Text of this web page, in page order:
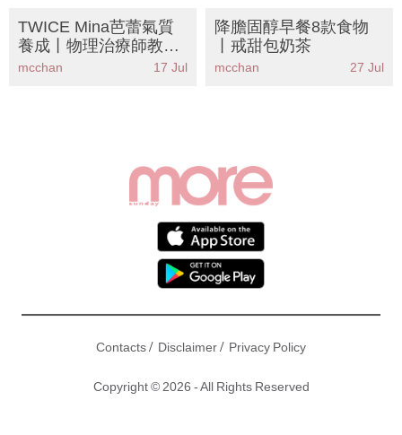
TWICE Mina芭蕾氣質
養成丨物理治療師教8
招辦公室拉筋KO寒背圓
mcchan 17 Jul
降膽固醇早餐8款食物
丨戒甜包奶茶
mcchan 27 Jul
Contacts / Disclaimer / Privacy Policy
Copyright © 2026 - All Rights Reserved